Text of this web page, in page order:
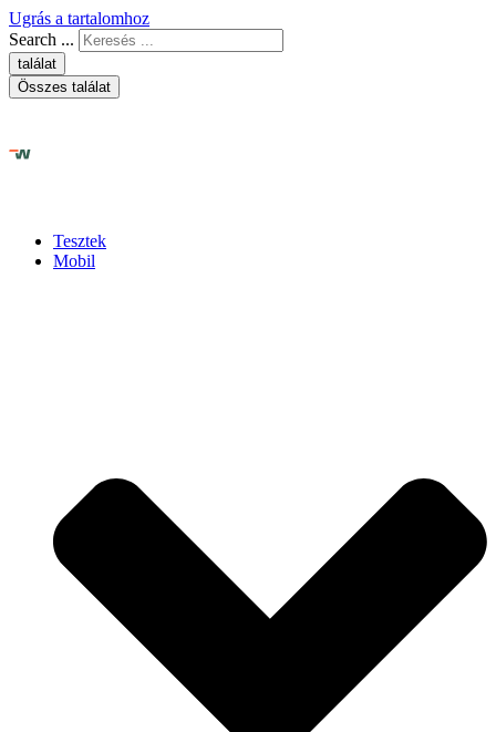
Ugrás a tartalomhoz
Search ...
találat
Összes találat
Tesztek
Mobil